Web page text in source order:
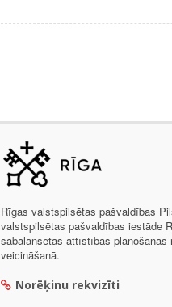
Rīgas valstspilsētas pašvaldības
valstspilsētas pašvaldības iestāde
sabalansētas attīstības plānošanas
veicināšanā.
Norēķinu rekvizīti